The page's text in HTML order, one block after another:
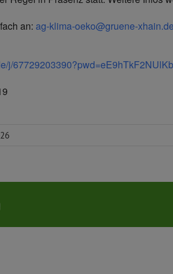
an: ag-klima-oeko@gruene-xhain.de
j/